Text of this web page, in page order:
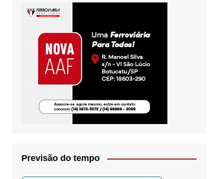
Previsão do tempo